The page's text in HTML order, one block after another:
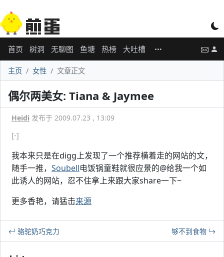
首页 树洞 无聊图 鱼塘 热榜 大吐槽
主页 女性 文章正文
偶尔两美女: Tiana & Jaymee
Heidi 发布于 2009.07.23 , 13:09
[-]
我本来只是在digg上发现了一个推荐横着走的网站的文，
随手一推， Soubell电饭锅童鞋就很应景的@给我一个如
此诱人的网站，忍不住拿上来跟大家share一下~
更多香艳，请猛击来源
骆驼奶巧克力 够不到食物